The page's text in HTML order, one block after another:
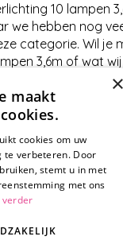
10 lampen
we hebben nog
categorie. Wil je
3,6m of wat
neem×
maakt
cookies om uw
verbeteren. Door
stemt u in met
met ons
verder